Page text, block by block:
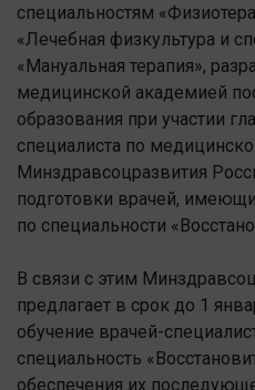
специальностям
«Лечебная физкультура и
«Мануальная терапия»,
медицинской академией
образования при участии
специалиста по
Минздравсоцразвития
подготовки врачей,
по специальности
В связи с этим
предлагает в срок до 1
обучение врачей-
специальность
обеспечения их